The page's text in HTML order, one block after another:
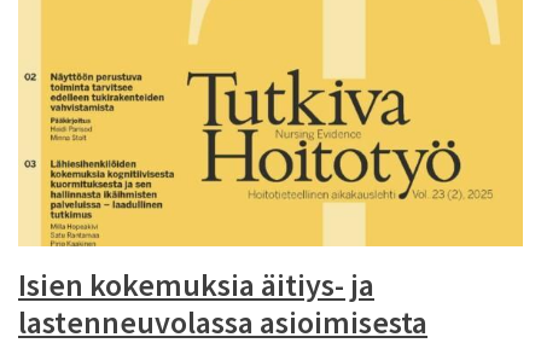
Isien kokemuksia äitiys- ja
lastenneuvolassa asioimisesta